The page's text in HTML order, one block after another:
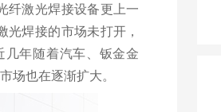
纤激光焊接设备更上一
焊接的市场未打开，
几年随着汽车、钣金金
场也在逐渐扩大。